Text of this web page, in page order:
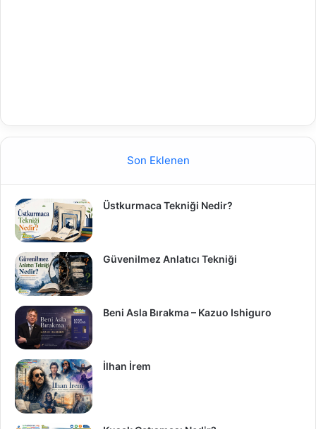
Son Eklenen
Üstkurmaca Tekniği Nedir?
Güvenilmez Anlatıcı Tekniği
Beni Asla Bırakma – Kazuo Ishiguro
İlhan İrem